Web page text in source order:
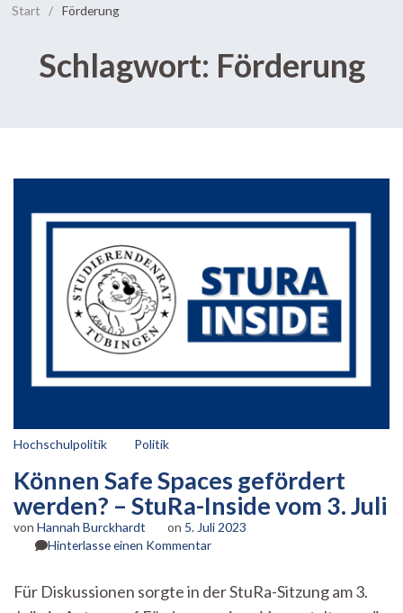
Start / Förderung
Schlagwort: Förderung
Hochschulpolitik Politik
Können Safe Spaces gefördert
werden? – StuRa-Inside vom 3. Juli
von Hannah Burckhardt on 5. Juli 2023
Hinterlasse einen Kommentarzu
Spaces
Für Diskussionen sorgte in der StuRa-Sitzung am 3.